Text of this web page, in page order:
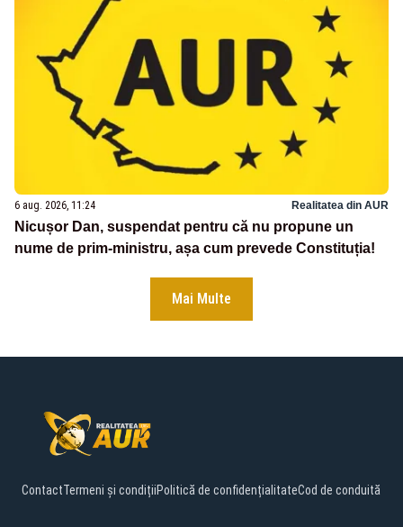
6 aug. 2026, 11:24 Realitatea din AUR
Nicușor Dan, suspendat pentru că nu propune un
nume de prim-ministru, așa cum prevede Constituția!
Mai Multe
ContactTermeni și condițiiPolitică de confidențialitateCod de conduită